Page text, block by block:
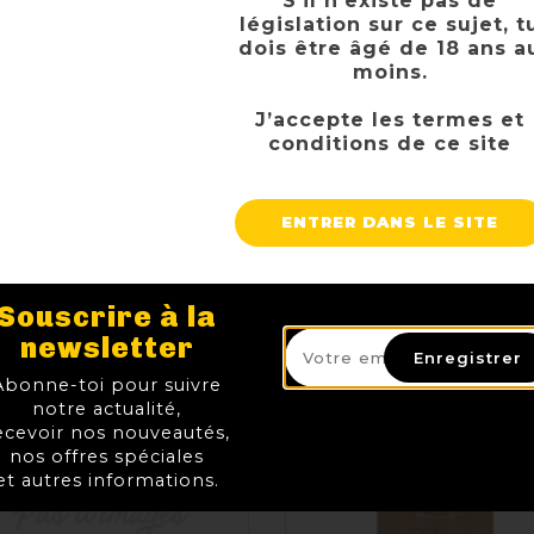
législation sur ce sujet,
dois être âgé de 18 ans
moins.
J’accepte les termes et
conditions de ce site
ENTRER DANS LE SITE
à la
newsletter
toi pour suivre
notre actualité,
nos nouveautés,
nos offres spéciales
autres informations.
Enregistrer